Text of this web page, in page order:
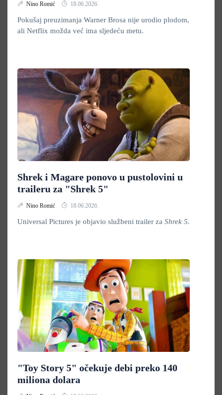
Nino Romić 18.06.2026.
Pokušaj preuzimanja Warner Brosa nije urodio plodom,
ali Netflix možda već ima sljedeću metu.
Shrek i Magare ponovo u pustolovini u
traileru za "Shrek 5"
Nino Romić 18.06.2026.
Universal Pictures je objavio službeni trailer za Shrek 5.
"Toy Story 5" očekuje debi preko 140
miliona dolara